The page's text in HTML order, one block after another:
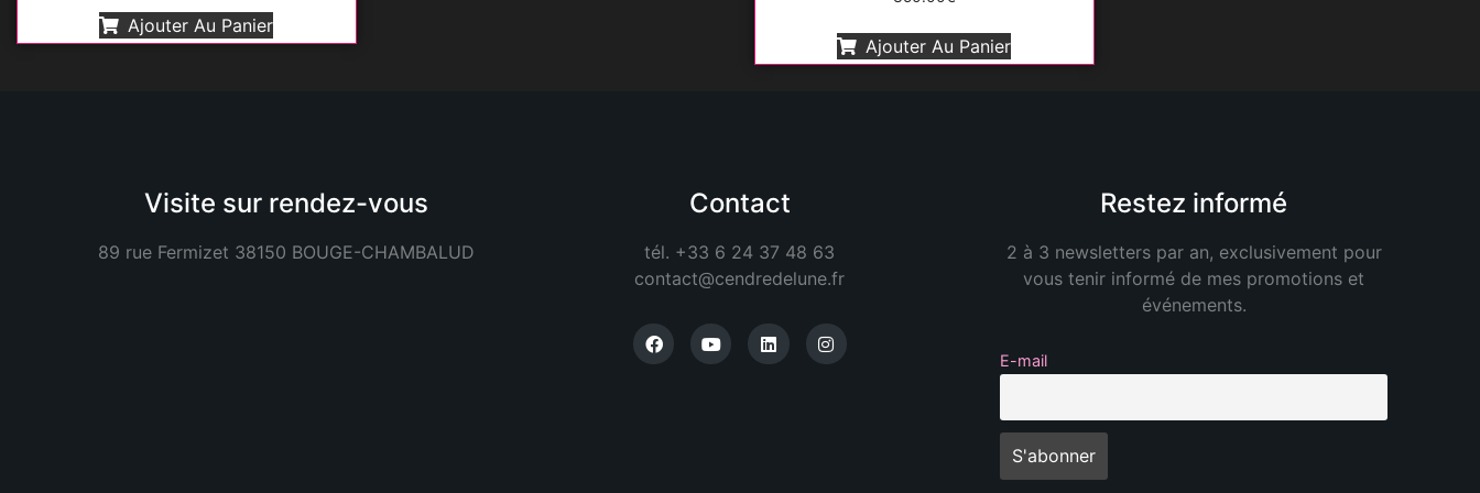
Ajouter Au Panier
Ajouter Au Panier
Visite sur rendez-vous
89 rue Fermizet 38150 BOUGE-CHAMBALUD
Contact
tél. +33 6 24 37 48 63
contact@cendredelune.fr
Restez informé
2 à 3 newsletters par an, exclusivement pour
vous tenir informé de mes promotions et
événements.
E-mail